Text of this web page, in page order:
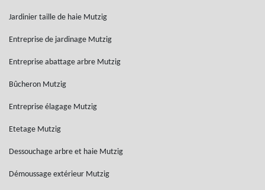
Jardinier taille de haie Mutzig
Entreprise de jardinage Mutzig
Entreprise abattage arbre Mutzig
Bûcheron Mutzig
Entreprise élagage Mutzig
Etetage Mutzig
Dessouchage arbre et haie Mutzig
Démoussage extérieur Mutzig